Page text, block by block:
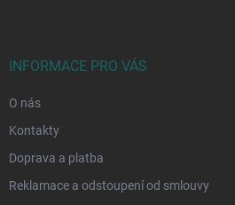
INFORMACE PRO VÁS
O nás
Kontakty
Doprava a platba
Reklamace a odstoupení od smlouvy